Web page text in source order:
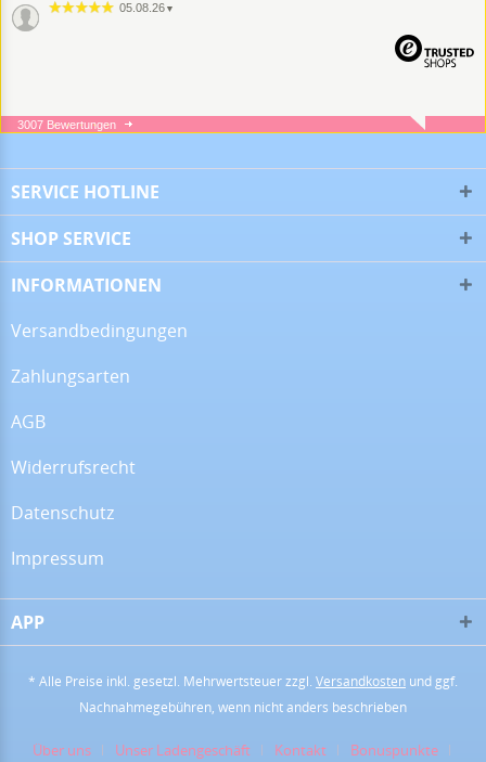
05.08.26 ▼
05.08.26▼
13.07.26
09.06.26
3007 Bewertungen
SERVICE HOTLINE
SHOP SERVICE
INFORMATIONEN
Versandbedingungen
Zahlungsarten
AGB
Widerrufsrecht
Datenschutz
Impressum
APP
* Alle Preise inkl. gesetzl. Mehrwertsteuer zzgl. Versandkosten und ggf.
Nachnahmegebühren, wenn nicht anders beschrieben
Über uns Unser Ladengeschäft Kontakt Bonuspunkte